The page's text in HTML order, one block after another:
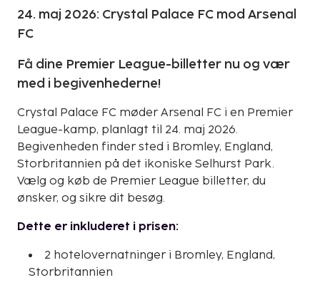
24. maj 2026: Crystal Palace FC mod Arsenal
FC
Få dine Premier League-billetter nu og vær
med i begivenhederne!
Crystal Palace FC møder Arsenal FC i en Premier
League-kamp, planlagt til 24. maj 2026.
Begivenheden finder sted i Bromley, England,
Storbritannien på det ikoniske Selhurst Park.
Vælg og køb de Premier League billetter, du
ønsker, og sikre dit besøg.
Dette er inkluderet i prisen:
2 hotelovernatninger i Bromley, England,
Storbritannien